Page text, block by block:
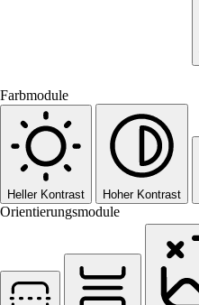
Farbmodule
Heller Kontrast Hoher Kontrast
Orientierungsmodule